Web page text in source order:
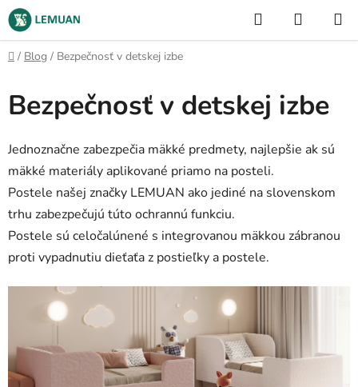
Prejsť
na
obsah
Hľadať
KOŠÍK
Domov
/ Blog / Bezpečnosť v detskej izbe
Bezpečnosť v detskej izbe
Jednoznačne zabezpečia mäkké predmety, najlepšie ak sú
mäkké materiály aplikované priamo na posteli.
Postele našej značky LEMUAN ako jediné na slovenskom
trhu zabezpečujú túto ochrannú funkciu.
Postele sú celočalúnené s integrovanou mäkkou zábranou
proti vypadnutiu dieťaťa z postieľky a postele.